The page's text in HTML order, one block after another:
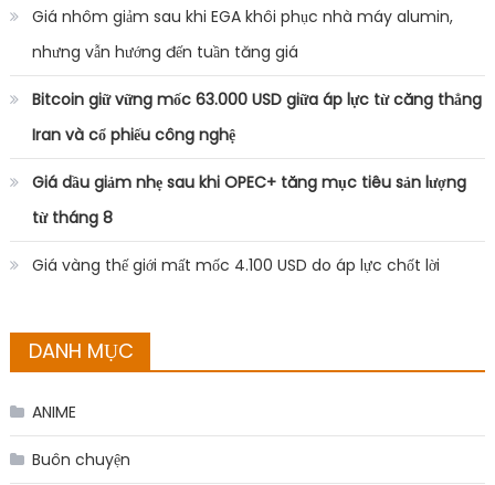
Giá nhôm giảm sau khi EGA khôi phục nhà máy alumin,
nhưng vẫn hướng đến tuần tăng giá
Bitcoin giữ vững mốc 63.000 USD giữa áp lực từ căng thẳng
Iran và cổ phiếu công nghệ
Giá dầu giảm nhẹ sau khi OPEC+ tăng mục tiêu sản lượng
từ tháng 8
Giá vàng thế giới mất mốc 4.100 USD do áp lực chốt lời
DANH MỤC
ANIME
Buôn chuyện